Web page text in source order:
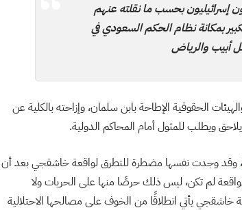
بحسب ما نقلته عنهم
بمكانة نظام الحكم السعودي في
أبيب والرياض
الحقوقية الإطاحة بابن سلمان، وإزاحته بالكلية عن
ويطلب للمثول أمام المحاكم الدولية.
، وقد وجدت نفسها مضطرة للتطرق لواقعة خاشقجي بعد أن
لم تكن، ليس ذلك حرصًا منها على الحريات ولا
يأتي انطلاقًا من الخوف على مصالحها الاحتلالية